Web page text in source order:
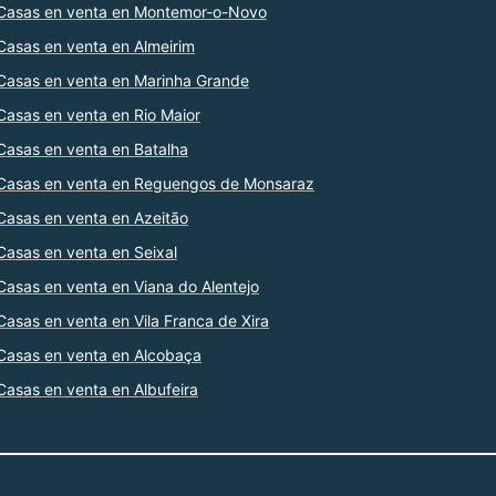
en venta en Montemor-o-Novo
en venta en Almeirim
en venta en Marinha Grande
en venta en Rio Maior
en venta en Batalha
en venta en Reguengos de Monsaraz
en venta en Azeitão
en venta en Seixal
en venta en Viana do Alentejo
en venta en Vila Franca de Xira
en venta en Alcobaça
en venta en Albufeira